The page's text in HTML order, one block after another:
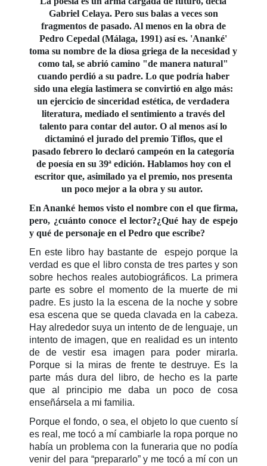
Gabriel Celaya. Pero sus balas a veces son
fragmentos de pasado. Al menos en la obra de
Pedro Cepedal (Málaga, 1991) así es. 'Ananké'
toma su nombre de la diosa griega de la necesidad y
como tal, se abrió camino "de manera natural"
cuando perdió a su padre. Lo que podría haber
sido una elegía lastimera se convirtió en algo más:
un ejercicio de sinceridad estética, de verdadera
literatura, mediado el sentimiento a través del
talento para contar del autor. O al menos así lo
dictaminó el jurado del premio Tiflos, que el
pasado febrero lo declaró campeón en la categoría
de poesía en su 39ª edición. Hablamos hoy con el
escritor que, asimilado ya el premio, nos presenta
un poco mejor a la obra y su autor.
En Ananké hemos visto el nombre con el que firma,
pero, ¿cuánto conoce el lector?¿Qué hay de espejo
y qué de personaje en el Pedro que escribe?
En este libro hay bastante de espejo porque la
verdad es que el libro consta de tres partes y son
sobre hechos reales autobiográficos. La primera
parte es sobre el momento de la muerte de mi
padre. Es justo la la escena de la noche y sobre
esa escena que se queda clavada en la cabeza.
Hay alrededor suya un intento de de lenguaje, un
intento de imagen, que en realidad es un intento
de de vestir esa imagen para poder mirarla.
Porque si la miras de frente te destruye. Es la
parte más dura del libro, de hecho es la parte
que al principio me daba un poco de cosa
enseñársela a mi familia.
Porque el fondo, o sea, el objeto lo que cuento sí
es real, me tocó a mí cambiarle la ropa porque no
había un problema con la funeraria que no podía
venir del para “prepararlo” y me tocó a mí con un